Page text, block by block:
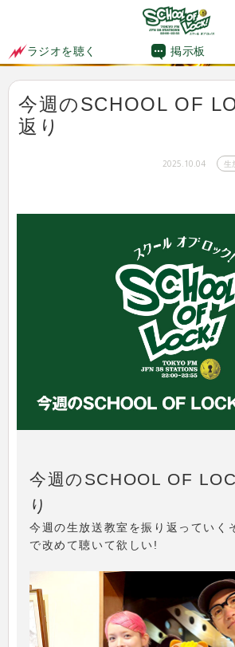
ラジオを聴く 掲示板
今週のSCHOOL OF
返り
2025.10.04 生
今週のSCHOOL OF
り
今週の生放送教室を振り返ってい
で改めて聴いて欲しい!